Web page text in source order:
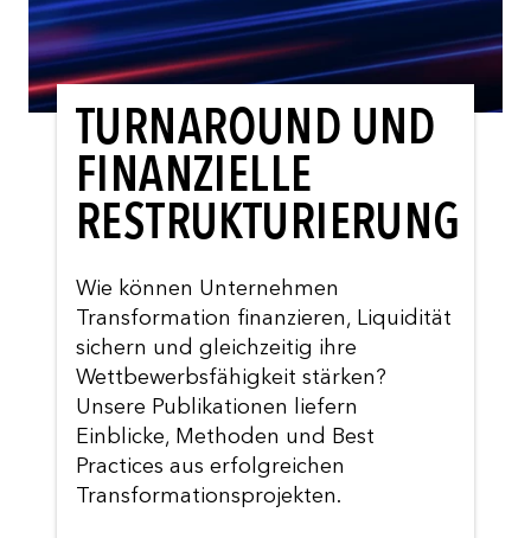
TURNAROUND UND
FINANZIELLE
RESTRUKTURIERUNG
Wie können Unternehmen
Transformation finanzieren, Liquidität
sichern und gleichzeitig ihre
Wettbewerbsfähigkeit stärken?
Unsere Publikationen liefern
Einblicke, Methoden und Best
Practices aus erfolgreichen
Transformationsprojekten.